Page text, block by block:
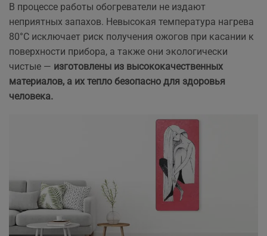
В процессе работы обогреватели не издают
неприятных запахов. Невысокая температура нагрева
80°С исключает риск получения ожогов при касании к
поверхности прибора, а также они экологически
чистые — изготовлены из высококачественных
материалов, а их тепло безопасно для здоровья
человека.